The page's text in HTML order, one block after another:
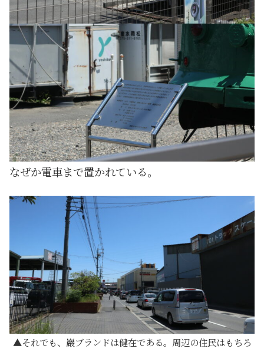
なぜか電車まで置かれている。
それでも、巖ブランドは健在である。周辺の住民はもちろ